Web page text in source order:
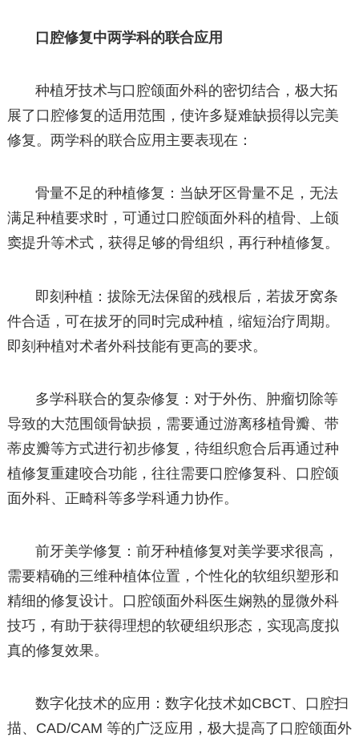
口腔修复中两学科的联合应用
种植牙技术与口腔颌面外科的密切结合，极大拓
展了口腔修复的适用范围，使许多疑难缺损得以完美
修复。两学科的联合应用主要表现在：
骨量不足的种植修复：当缺牙区骨量不足，无法
满足种植要求时，可通过口腔颌面外科的植骨、上颌
窦提升等术式，获得足够的骨组织，再行种植修复。
即刻种植：拔除无法保留的残根后，若拔牙窝条
件合适，可在拔牙的同时完成种植，缩短治疗周期。
即刻种植对术者外科技能有更高的要求。
多学科联合的复杂修复：对于外伤、肿瘤切除等
导致的大范围颌骨缺损，需要通过游离移植骨瓣、带
蒂皮瓣等方式进行初步修复，待组织愈合后再通过种
植修复重建咬合功能，往往需要口腔修复科、口腔颌
面外科、正畸科等多学科通力协作。
前牙美学修复：前牙种植修复对美学要求很高，
需要精确的三维种植体位置，个性化的软组织塑形和
精细的修复设计。口腔颌面外科医生娴熟的显微外科
技巧，有助于获得理想的软硬组织形态，实现高度拟
真的修复效果。
数字化技术的应用：数字化技术如CBCT、口腔扫
描、CAD/CAM 等的广泛应用，极大提高了口腔颌面外